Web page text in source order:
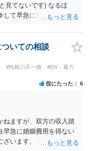
見てないです) なるほ
して早急に面談相談に行
いての相談
#性格の不一致
#DV・暴力
役にたった 6
ねますが、双方の収入踏
早急に婚姻費用を得ない
ざいます。 出来なくはな